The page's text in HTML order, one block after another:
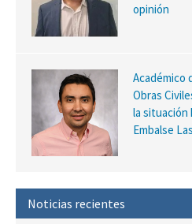
opinión
Académico
Obras
la situación
Embalse
Noticias recientes